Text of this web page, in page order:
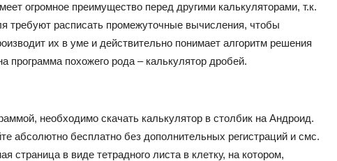
огромное преимущество перед другими калькуляторами, т.к.
требуют расписать промежуточные вычисления, чтобы
их в уме и действительно понимает алгоритм решения
программа похожего рода – калькулятор дробей.
необходимо скачать калькулятор в столбик на Андроид.
абсолютно бесплатно без дополнительных регистраций и смс.
страница в виде тетрадного листа в клетку, на котором,